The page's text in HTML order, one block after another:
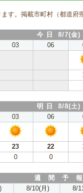
す。掲載市町村（都道府
今 日 8/7(金)
03 06
明 日 8/8(土)
03 06
23 22
0 0
週 間 予 報
8/10(月) 8/